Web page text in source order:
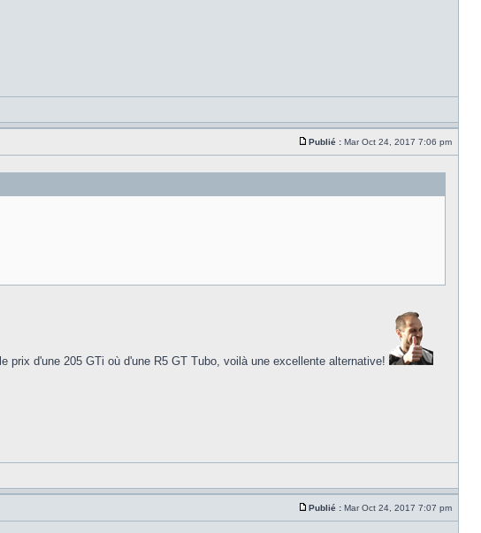
Publié : Mar Oct 24, 2017 7:06 pm
d'une 205 GTi où d'une R5 GT Tubo, voilà une excellente alternative!
Publié : Mar Oct 24, 2017 7:07 pm